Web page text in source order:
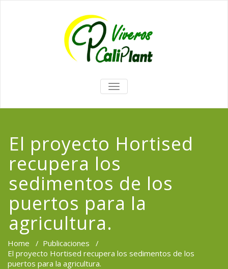
TOGGLE
NAVIGATION
El proyecto Hortised
recupera los
sedimentos de los
puertos para la
agricultura.
Home / Publicaciones /
El proyecto Hortised recupera los sedimentos de los
puertos para la agricultura.